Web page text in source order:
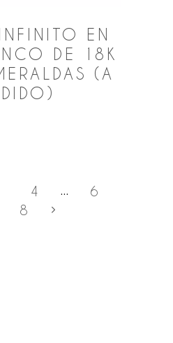
EN
DE 18K
(A
4 …
6
8